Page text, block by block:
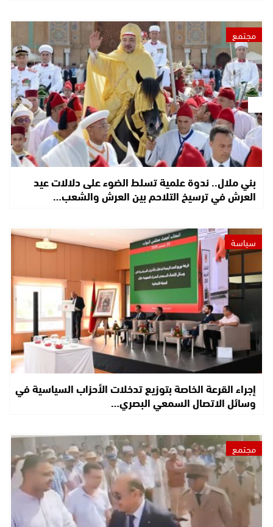
مجتمع
بني ملال.. ندوة علمية تسلط الضوء على دلالات عيد
العرش في ترسيخ التلاحم بين العرش والشعب…
سياسة
إجراء القرعة الخاصة بتوزيع تدخلات الأحزاب السياسية في
وسائل الاتصال السمعي البصري…
مجتمع